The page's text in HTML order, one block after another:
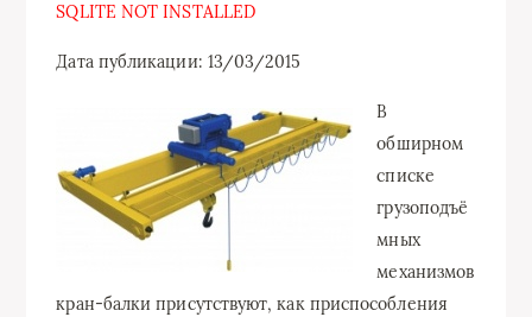
SQLITE NOT INSTALLED
Дата публикации: 13/03/2015
В
обширном
списке
грузоподъё
мных
механизмов
кран-балки присутствуют, как приспособления